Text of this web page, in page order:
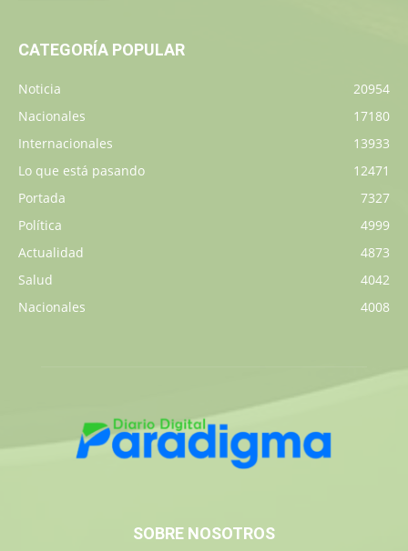
CATEGORÍA POPULAR
Noticia
20954
Nacionales
17180
Internacionales
13933
Lo que está pasando
12471
Portada
7327
Política
4999
Actualidad
4873
Salud
4042
Nacionales
4008
SOBRE NOSOTROS